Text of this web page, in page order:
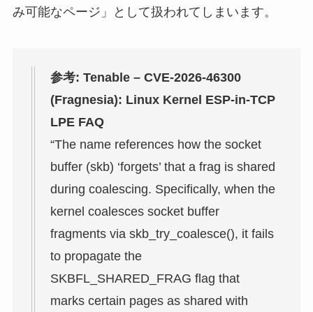
み可能なページ」として扱われてしまいます。
参考: Tenable – CVE-2026-46300
(Fragnesia): Linux Kernel ESP-in-TCP
LPE FAQ
“The name references how the socket
buffer (skb) ‘forgets’ that a frag is shared
during coalescing. Specifically, when the
kernel coalesces socket buffer
fragments via skb_try_coalesce(), it fails
to propagate the
SKBFL_SHARED_FRAG flag that
marks certain pages as shared with